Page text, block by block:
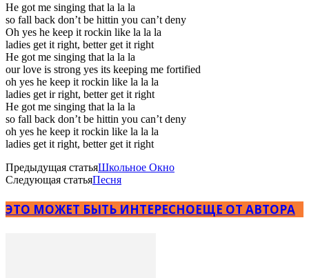
He got me singing that la la la
so fall back don’t be hittin you can’t deny
Oh yes he keep it rockin like la la la
ladies get it right, better get it right
He got me singing that la la la
our love is strong yes its keeping me fortified
oh yes he keep it rockin like la la la
ladies get ir right, better get it right
He got me singing that la la la
so fall back don’t be hittin you can’t deny
oh yes he keep it rockin like la la la
ladies get it right, better get it right
Предыдущая статьяШкольное Окно
Следующая статьяПесня
ЭТО МОЖЕТ БЫТЬ ИНТЕРЕСНОЕЩЕ ОТ АВТОРА